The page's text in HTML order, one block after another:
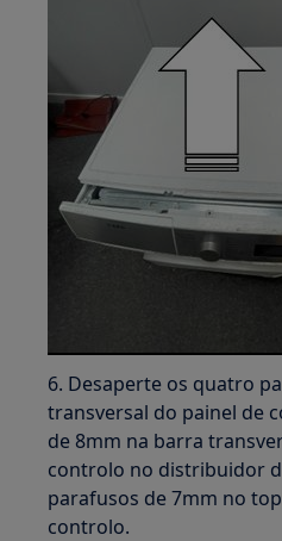
6. Desaperte os quatro
transversal do painel de
de 8mm na barra
controlo no distribuidor
parafusos de 7mm no
controlo.